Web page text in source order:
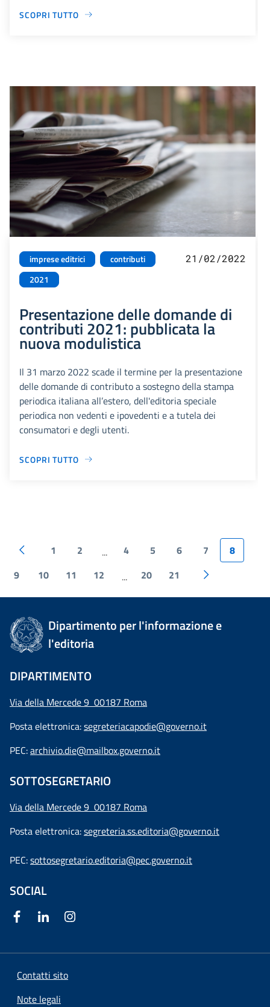
SCOPRI TUTTO
imprese editrici
contributi
2021
21/02/2022
Presentazione delle domande di
contributi 2021: pubblicata la
nuova modulistica
Il 31 marzo 2022 scade il termine per la presentazione
delle domande di contributo a sostegno della stampa
periodica italiana all’estero, dell'editoria speciale
periodica non vedenti e ipovedenti e a tutela dei
consumatori e degli utenti.
SCOPRI TUTTO
1 2 ... 4 5 6 7
8
9
10 11 12 ... 20 21
Dipartimento per l'informazione e
l'editoria
DIPARTIMENTO
Via della Mercede 9 00187 Roma
Posta elettronica:segreteriacapodie@governo.it
PEC:archivio.die@mailbox.governo.it
SOTTOSEGRETARIO
Via della Mercede 9 00187 Roma
Posta elettronica:segreteria.ss.editoria@governo.it
PEC:sottosegretario.editoria@pec.governo.it
SOCIAL
Contatti sito
Note legali